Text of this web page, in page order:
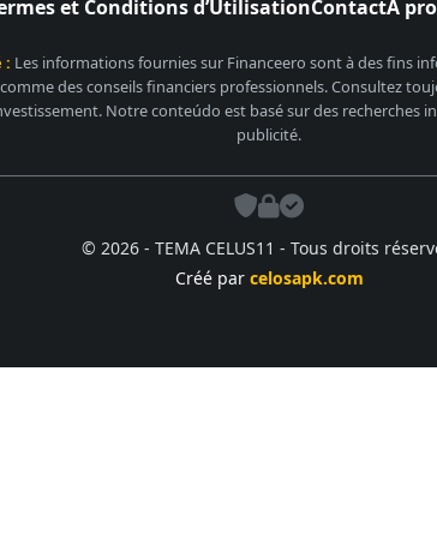
et Conditions d’UtilisationContactÀ
: Les informations fournies sur Financeero sont à des fins
des conseils financiers professionnels. Consultez
Notre conteúdo est basé sur des recherches
publicité.
© 2026 - TEMA CELUS11 - Tous droits
Créé par celosapk.com